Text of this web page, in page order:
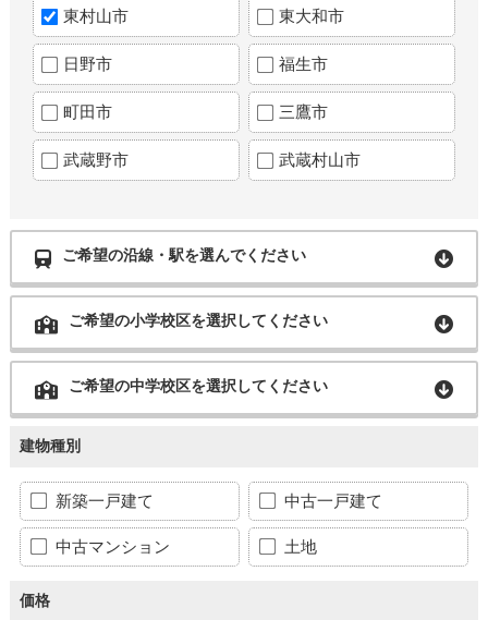
東村山市 東大和市
日野市 福生市
町田市 三鷹市
武蔵野市 武蔵村山市
ご希望の沿線・駅を選んでください
ご希望の小学校区を選択してください
ご希望の中学校区を選択してください
建物種別
新築一戸建て 中古一戸建て
中古マンション 土地
価格